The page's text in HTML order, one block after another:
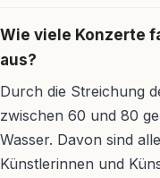
Wie viele Konzerte
aus?
Durch die Streichung
zwischen 60 und 80
Wasser. Davon sind
Künstlerinnen und